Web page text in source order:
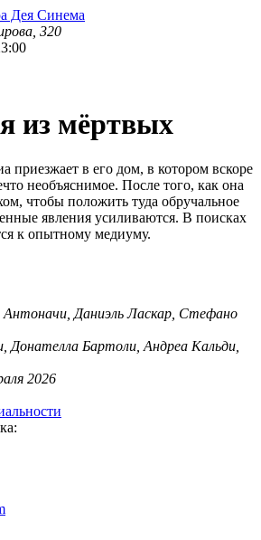
320
из мёртвых
приезжает в его дом, в котором вскоре
необъяснимое. После того, как она
чтобы положить туда обручальное
явления усиливаются. В поисках
к опытному медиуму.
Антоначи, Даниэль Ласкар, Стефано
Донателла Бартоли, Андреа Кальди,
2026